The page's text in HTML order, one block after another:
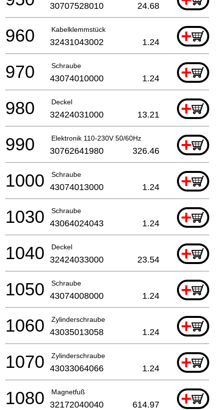
30707528010 24.68
Kabelklemmstück +
960 32431043002 1.24
Schraube +
970 43074010000 1.24
Deckel +
980 32424031000 13.21
Elektronik 110-230V 50/60Hz +
990 30762641980 326.46
Schraube +
1000 43074013000 1.24
Schraube +
1030 43064024043 1.24
Deckel +
1040 32424033000 23.54
Schraube +
1050 43074008000 1.24
Zylinderschraube +
1060 43035013058 1.24
Zylinderschraube +
1070 43033064066 1.24
Magnetfuß +
1080 32172040040 614.97